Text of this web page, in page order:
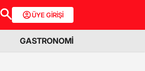
ÜYE GİRİŞİ
GASTRONOMİ